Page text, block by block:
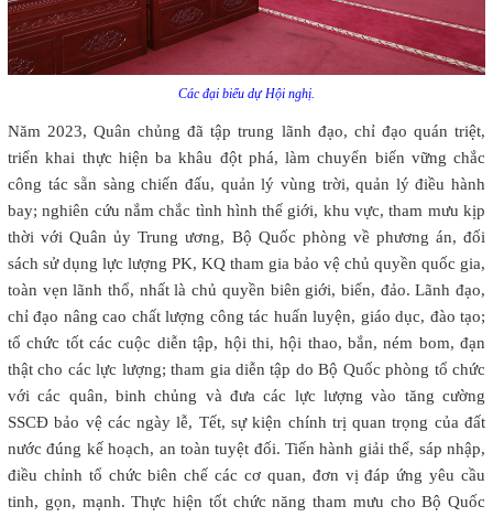
Các đại biểu dự Hội nghị.
Năm 2023, Quân chủng đã tập trung lãnh đạo, chỉ đạo quán triệt,
triển khai thực hiện ba khâu đột phá, làm chuyển biến vững chắc
công tác sẵn sàng chiến đấu, quản lý vùng trời, quản lý điều hành
bay; nghiên cứu nắm chắc tình hình thế giới, khu vực, tham mưu kịp
thời với Quân ủy Trung ương, Bộ Quốc phòng về phương án, đối
sách sử dụng lực lượng PK, KQ tham gia bảo vệ chủ quyền quốc gia,
toàn vẹn lãnh thổ, nhất là chủ quyền biên giới, biển, đảo. Lãnh đạo,
chỉ đạo nâng cao chất lượng công tác huấn luyện, giáo dục, đào tạo;
tổ chức tốt các cuộc diễn tập, hội thi, hội thao, bắn, ném bom, đạn
thật cho các lực lượng; tham gia diễn tập do Bộ Quốc phòng tổ chức
với các quân, binh chủng và đưa các lực lượng vào tăng cường
SSCĐ bảo vệ các ngày lễ, Tết, sự kiện chính trị quan trọng của đất
nước đúng kế hoạch, an toàn tuyệt đối. Tiến hành giải thể, sáp nhập,
điều chỉnh tổ chức biên chế các cơ quan, đơn vị đáp ứng yêu cầu
tinh, gọn, mạnh. Thực hiện tốt chức năng tham mưu cho Bộ Quốc